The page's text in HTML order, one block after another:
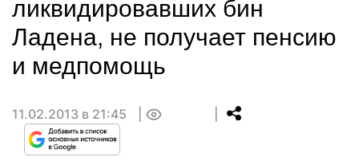
ликвидировавших бин
Ладена, не получает пенсию
и медпомощь
11.02.2013 в 21:45